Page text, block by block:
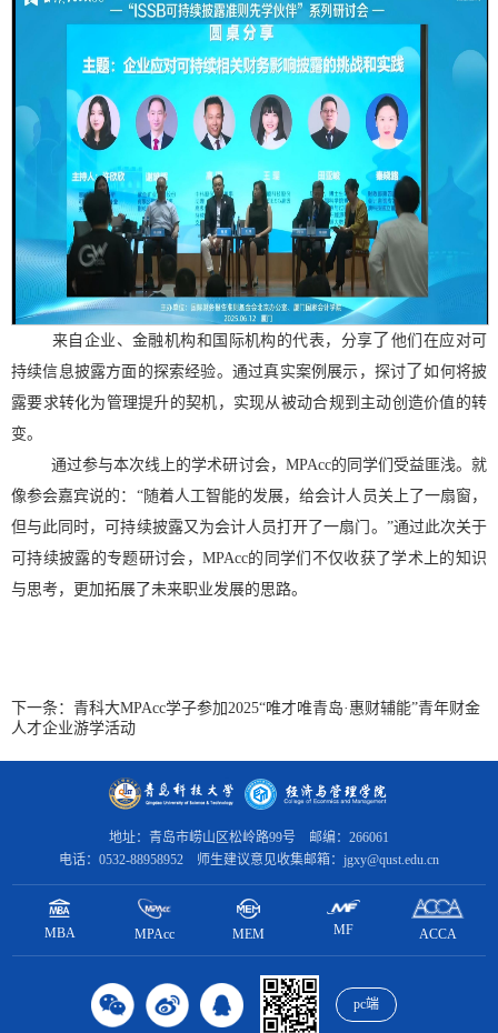
来自企业、金融机构和国际机构的代表，分享了 他们在应对可
持续信息披露方面的探索经验。通过真实案例展示，探讨了如何将披
露要求转化为管理提升的契机，实现从被动合规到主动创造价值的转
变。
通过参与本次线上的学术研讨会， MPAcc的同学们受益匪浅。就
像参会嘉宾说的：“随着人工智能的发展，给会计人员关上了一扇窗，
但与此同时，可持续披露又为会计人员打开了一扇门。”通过此次关于
可持续披露的专题研讨会， MPAcc的同学们不仅收获了学术上的知识
与思考，更加拓展了未来职业发展的思路。
下一条： 青科大MPAcc学子参加2025“唯才唯青岛·惠财辅能”青年财金
人才企业游学活动
地址：青岛市崂山区松岭路99号 邮编：266061
电话：0532-88958952 师生建议意见收集邮箱：jgxy@qust.edu.cn
MBA MPAcc MEM MF ACCA
pc端